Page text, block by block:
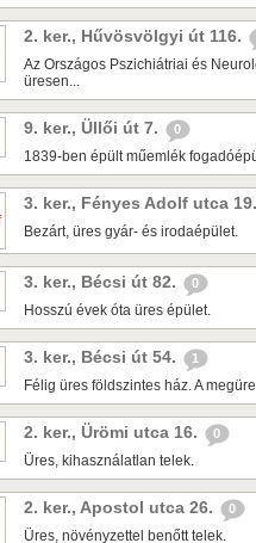
2. ker., Hűvösvölgyi út 116.
Az Országos Pszichiátriai és
üresen...
9. ker., Üllői út 7. 0
1839-ben épült műemlék
3. ker., Fényes Adolf utca 19.
Bezárt, üres gyár- és irodaépület.
3. ker., Bécsi út 82. 0
Hosszú évek óta üres épület.
3. ker., Bécsi út 54. 1
Félig üres földszintes ház. A
2. ker., Ürömi utca 16. 0
Üres, kihasználatlan telek.
2. ker., Apostol utca 26. 0
Üres, növényzettel benőtt telek.